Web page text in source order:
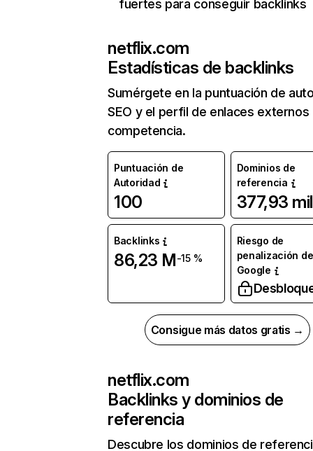
fuertes para conseguir backlinks
netflix.com
Estadísticas de backlinks
Sumérgete en la puntuación de
SEO y el perfil de enlaces externos
competencia.
Puntuación de
Autoridad
100
Dominios de
referencia
377,93 mil
Backlinks
86,23 M-15 %
Riesgo de
penalización de
Google
Consigue más datos gratis →
netflix.com
Backlinks y dominios de
referencia
Descubre los dominios de